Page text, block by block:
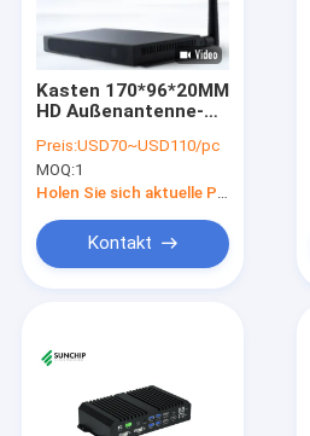
Qualitätskontrolle
Nachrichten
Fälle
Eingebettete Systemplatine
Kasten 170*96*20MM
HD Außenantenne-
Player gab einfache
Installation aus
Preis:USD70~USD110/pc
MOQ:1
Holen Sie sich aktuelle Preis
Kontakt